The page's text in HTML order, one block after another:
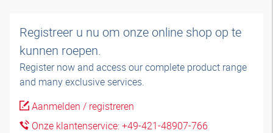
Registreer u nu om onze online shop op te
kunnen roepen.
Register now and access our complete product range
and many exclusive services.
Aanmelden / registreren
Onze klantenservice: +49-421-48907-766